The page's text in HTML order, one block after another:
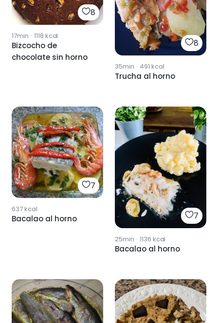
8
17min · 1118 kcal
Bizcocho de
chocolate sin horno
8
35min · 491 kcal
Trucha al horno
7
637kcal
Bacalao al horno 7
25min · 1136 kcal
Bacalao al horno